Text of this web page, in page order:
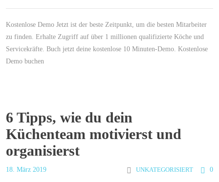
Kostenlose Demo Jetzt ist der beste Zeitpunkt, um die besten Mitarbeiter
zu finden. Erhalte Zugriff auf über 1 millionen qualifizierte Köche und
Servicekräfte. Buch jetzt deine kostenlose 10 Minuten-Demo. Kostenlose
Demo buchen
6 Tipps, wie du dein
Küchenteam motivierst und
organisierst
18. März 2019 UNKATEGORISIERT 0